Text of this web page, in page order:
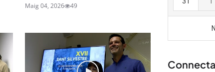
Maig 04, 2026 49
directament al teu correu. Subscriu-te al nostre
butlletí i segueix la informació que importa.